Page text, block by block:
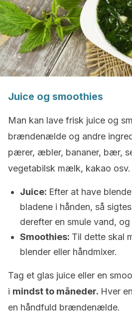
Juice og smoothies
Man kan lave frisk juice og
brændenælde og andre
pærer, æbler, bananer, bær,
vegetabilsk mælk, kakao osv.
Juice: Efter at have
bladene i hånden, så
derefter en smule vand, og
Smoothies: Til dette skal
blender eller håndmixer.
Tag et glas juice eller en
i mindst to måneder. Hver
en håndfuld brændenælde.